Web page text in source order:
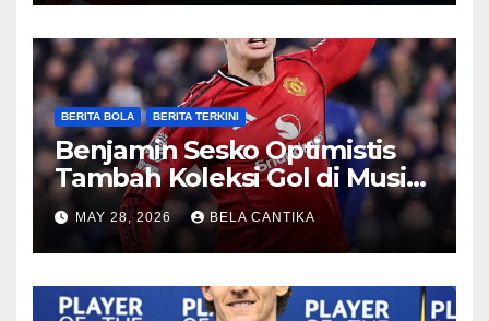
BERITA BOLA BERITA TERKINI
Benjamin Sesko Optimistis
Tambah Koleksi Gol di Musim
2026/27
MAY 28, 2026 BELA CANTIKA